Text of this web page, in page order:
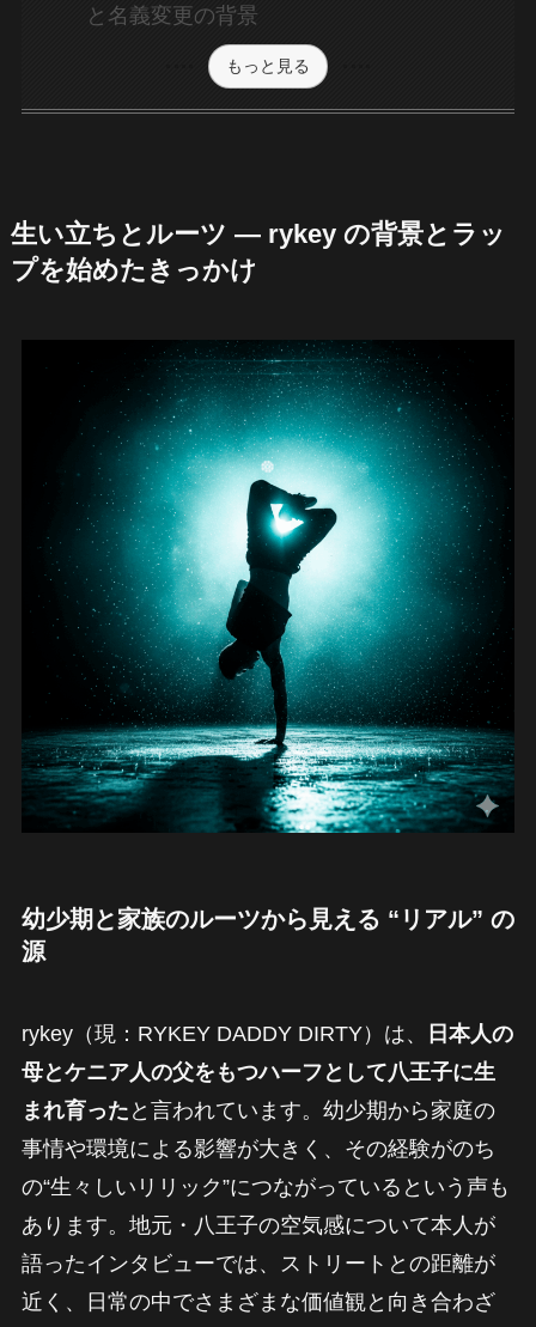
と名義変更の背景
もっと見る
生い立ちとルーツ — rykey の背景とラッ
プを始めたきっかけ
幼少期と家族のルーツから見える “リアル” の
源
rykey（現：RYKEY DADDY DIRTY）は、
日本人の
母とケニア人の父をもつハーフとして八王子に生
まれ育った と言われています。幼少期から家庭の
事情や環境による影響が大きく、その経験がのち
の“生々しいリリック”につながっているという声も
あります。地元・八王子の空気感について本人が
語ったインタビューでは、ストリートとの距離が
近く、日常の中でさまざまな価値観と向き合わざ